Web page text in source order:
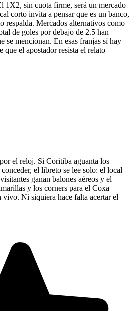
1X2, sin cuota firme, será un mercado
corto invita a pensar que es un banco,
respalda. Mercados alternativos como
de goles por debajo de 2.5 han
se mencionan. En esas franjas sí hay
que el apostador resista el relato
el reloj. Si Coritiba aguanta los
el libreto se lee solo: el local
ganan balones aéreos y el
y los corners para el Coxa
vivo. Ni siquiera hace falta acertar el